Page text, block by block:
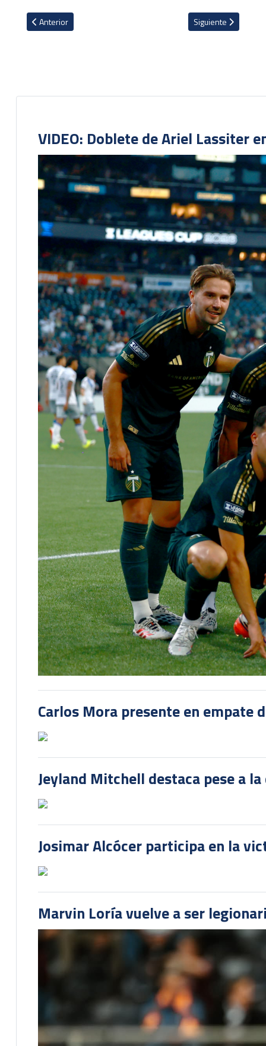
Artículo anterior: Ponen en duda continuidad de Guima en el
Anterior Artículo siguiente:
Siguiente
VIDEO: Doblete de Ariel Lassiter
Carlos Mora presente en empate
Jeyland Mitchell destaca pese a
Josimar Alcócer participa en la
Marvin Loría vuelve a ser